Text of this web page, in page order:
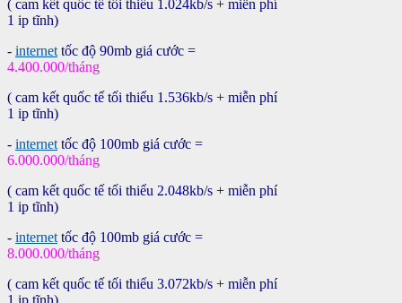
( cam kết quốc tế tối thiểu 1.024kb/s + miễn phí
1 ip tĩnh)
- internet tốc độ 90mb giá cước =
4.400.000/tháng
( cam kết quốc tế tối thiểu 1.536kb/s + miễn phí
1 ip tĩnh)
- internet tốc độ 100mb giá cước =
6.000.000/tháng
( cam kết quốc tế tối thiểu 2.048kb/s + miễn phí
1 ip tĩnh)
- internet tốc độ 100mb giá cước =
8.000.000/tháng
( cam kết quốc tế tối thiểu 3.072kb/s + miễn phí